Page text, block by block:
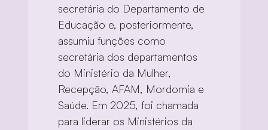
secretária do Departamento de
Educação e, posteriormente,
assumiu funções como
secretária dos departamentos
do Ministério da Mulher,
Recepção, AFAM, Mordomia e
Saúde. Em 2025, foi chamada
para liderar os Ministérios da